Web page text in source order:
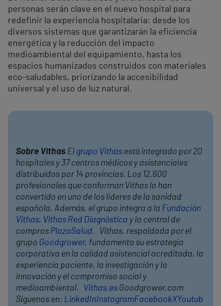
personas serán clave en el nuevo hospital para
redefinir la experiencia hospitalaria: desde los
diversos sistemas que garantizarán la eficiencia
energética y la reducción del impacto
medioambiental del equipamiento, hasta los
espacios humanizados construidos con materiales
eco-saludables, priorizando la accesibilidad
universal y el uso de luz natural.
Sobre Vithas El grupo Vithas está integrado por 20
hospitales y 37 centros médicos y asistenciales
distribuidos por 14 provincias. Los 12.600
profesionales que conforman Vithas lo han
convertido en uno de los líderes de la sanidad
española. Además, el grupo integra a la Fundación
Vithas, Vithas Red Diagnóstica y la central de
compras PlazaSalud. Vithas, respaldada por el
grupo Goodgrower, fundamenta su estrategia
corporativa en la calidad asistencial acreditada, la
experiencia paciente, la investigación y la
innovación y el compromiso social y
medioambiental.
Vithas.es Goodgrower.com
Síguenos en: LinkedInInstagramFacebookXYoutub